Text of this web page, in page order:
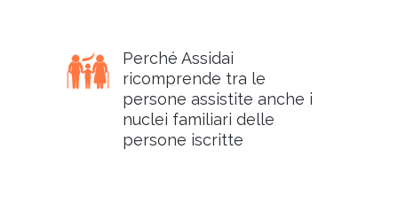
Perché Assidai
ricomprende tra le
persone assistite anche i
nuclei familiari delle
persone iscritte